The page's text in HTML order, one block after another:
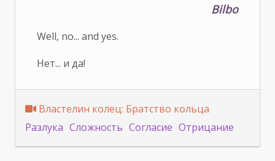
Bilbo
Well, no... and yes.
Нет... и да!
Властелин колец: Братство кольца
Разлука Сложность Согласие Отрицание